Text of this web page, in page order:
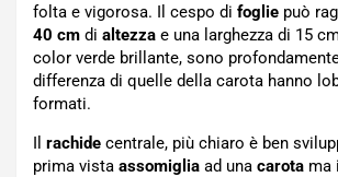
folta e vigorosa. Il cespo di foglie può
40 cm di altezza e una larghezza di 15
color verde brillante, sono
differenza di quelle della carota hanno
formati.
Il rachide centrale, più chiaro è ben
prima vista assomiglia ad una carota ma il